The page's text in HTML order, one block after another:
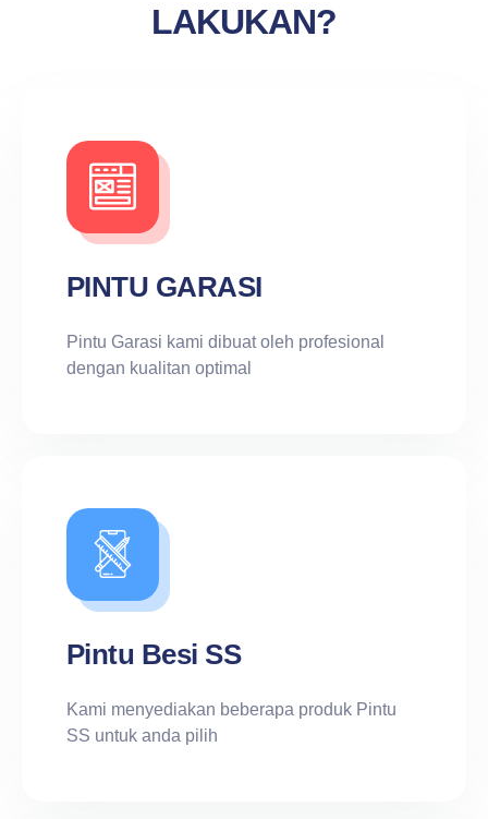
LAKUKAN?
PINTU GARASI
Pintu Garasi kami dibuat oleh profesional
dengan kualitan optimal
Pintu Besi SS
Kami menyediakan beberapa produk Pintu
SS untuk anda pilih